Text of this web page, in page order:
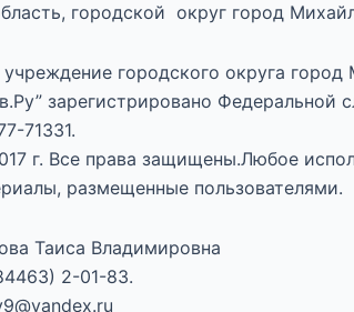
городской округ город
городского округа
зарегистрировано
71331.
г. Все права защищены.Любое
размещенные пользователями.
Таиса Владимировна
2-01-83.